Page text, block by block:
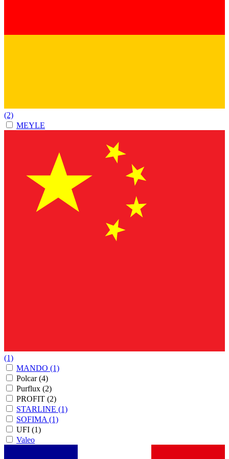
(2)
MEYLE
(1)
MANDO (1)
Polcar(4)
Purflux (2)
PROFIT (2)
STARLINE (1)
SOFIMA (1)
UFI (1)
Valeo